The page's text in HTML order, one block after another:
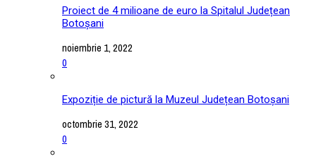
Proiect de 4 milioane de euro la Spitalul Județean
Botoșani
noiembrie 1, 2022
0
Expoziție de pictură la Muzeul Județean Botoșani
octombrie 31, 2022
0